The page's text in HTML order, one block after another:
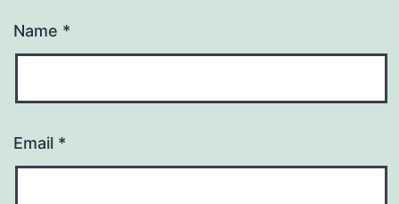
Name *
Email *